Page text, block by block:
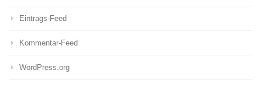
Eintrags-Feed
Kommentar-Feed
WordPress.org